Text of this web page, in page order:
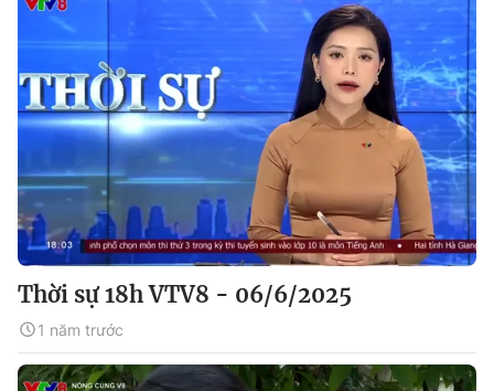
Thời sự 18h VTV8 - 06/6/2025
1 năm trước